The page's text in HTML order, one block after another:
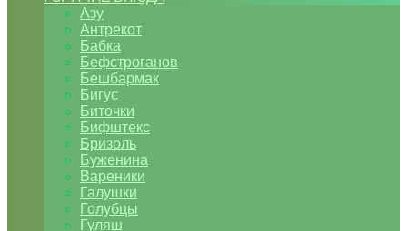
Азу
Антрекот
Бабка
Бефстроганов
Бешбармак
Бигус
Биточки
Бифштекс
Бризоль
Буженина
Вареники
Галушки
Голубцы
Гуляш